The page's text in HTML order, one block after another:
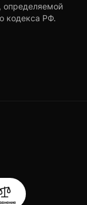
определяемой
кодекса РФ.